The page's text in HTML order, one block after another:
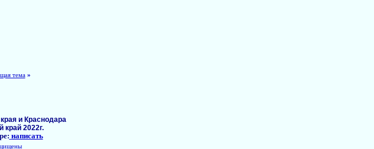
тема »
и Краснодара
край 2022г.
написать